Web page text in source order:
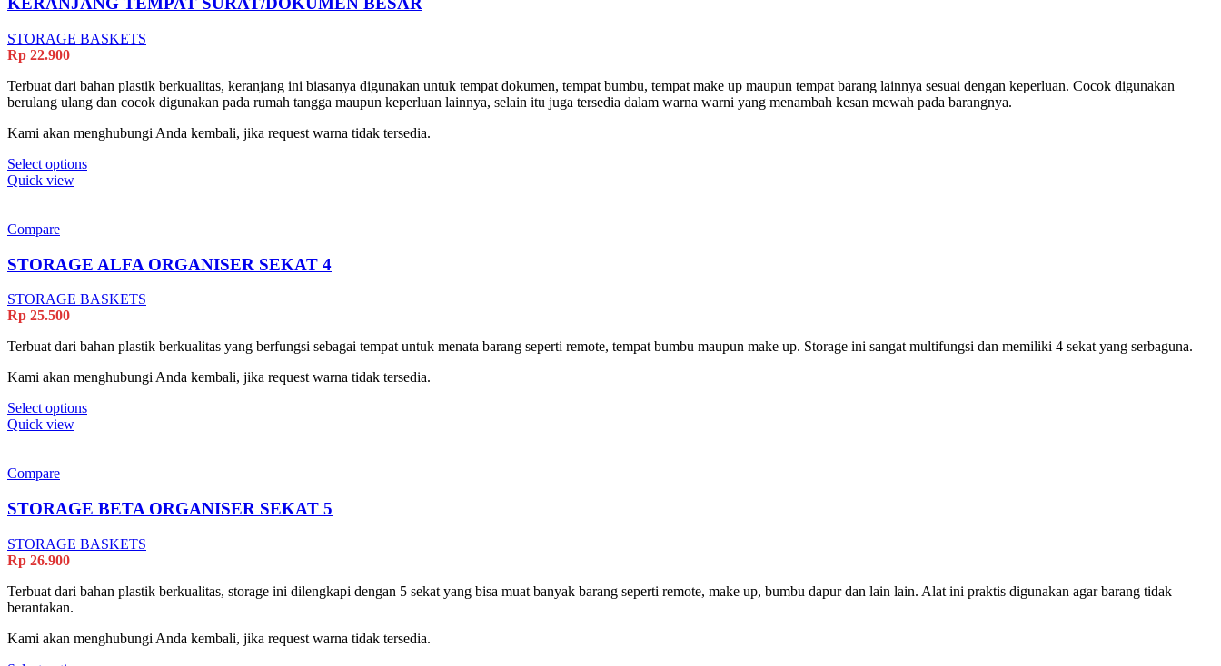
be
chosen
the
product
page
STORAGE BASKETS
Rp 22.900
Terbuat dari bahan plastik berkualitas, keranjang ini biasanya digunakan untuk tempat dokumen, tempat bumbu, tempat make up maupun tempat barang lainnya sesuai dengan keperluan. Cocok digunakan
berulang ulang dan cocok digunakan pada rumah tangga maupun keperluan lainnya, selain itu juga tersedia dalam warna warni yang menambah kesan mewah pada barangnya.
Kami akan menghubungi Anda kembali, jika request warna tidak tersedia.
Select optionsThis
options
may
be
chosen
the
product
page
Quick view
Compare
STORAGE ALFA ORGANISER SEKAT 4
STORAGE BASKETS
Rp 25.500
Terbuat dari bahan plastik berkualitas yang berfungsi sebagai tempat untuk menata barang seperti remote, tempat bumbu maupun make up. Storage ini sangat multifungsi dan memiliki 4 sekat yang serbaguna.
Kami akan menghubungi Anda kembali, jika request warna tidak tersedia.
Select optionsThis
options
may
be
chosen
the
product
Quick view
Compare
STORAGE BETA ORGANISER SEKAT 5
STORAGE BASKETS
Rp 26.900
Terbuat dari bahan plastik berkualitas, storage ini dilengkapi dengan 5 sekat yang bisa muat banyak barang seperti remote, make up, bumbu dapur dan lain lain. Alat ini praktis digunakan agar barang tidak
berantakan.
Kami akan menghubungi Anda kembali, jika request warna tidak tersedia.